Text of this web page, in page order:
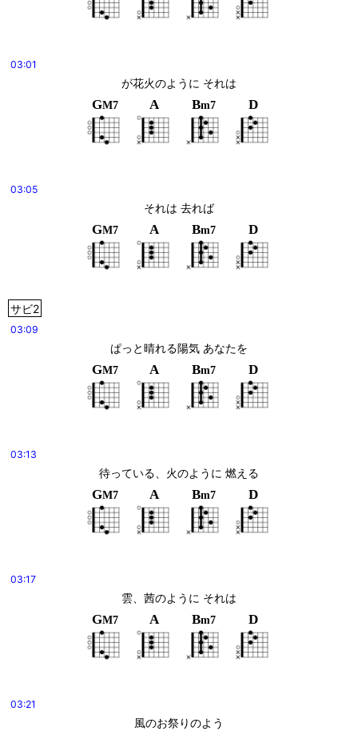
03:01
が花火のように それは
GM7 A Bm7 D
03:05
それは 去れば
GM7 A Bm7 D
サビ2
03:09
ぱっと晴れる陽気 あなたを
GM7 A Bm7 D
03:13
待っている、火のように 燃える
GM7 A Bm7 D
03:17
雲、茜のように それは
GM7 A Bm7 D
03:21
風のお祭りのよう